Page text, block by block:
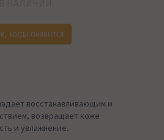
когда появится
восстанавливающим и
возвращает коже
и увлажнение.